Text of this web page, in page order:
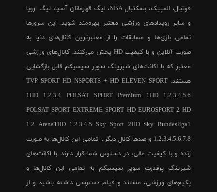
فوتبال، المپیک، بسکتبال NBA، لیگ قهرمانان آسیا، لیگ اروپا
و سایر رویدادهای ورزشی معتبر بهره‌مند شوید. این سرورها
تمامی بازی‌ها و مسابقات را از معتبرترین کانال‌های دنیا به
صورت آنلاین و با کیفیت HD پخش می‌کنند. کانال‌های ورزشی
معتبر که با اکانت‌های شیرینگ سوپر سیسیکم قابل بازگشایی
هستند: TVP SPORT HD NSPORTS + HD ELEVEN SPORT
1HD 1.2.3.4 POLSAT SPORT Premium 1HD 1.2.3.4.5.6
POLSAT SPORT EXTREME SPORT HD EUROSPORT 2 HD
1.2 Arena1HD 1.2.3.4.5 Sky Sport 2HD Sky Bundesliga1
1.2.3.4.5.6.7.8 و صدها کانال دیگر... تمامی این کانال‌ها به صورت
زنده و با کیفیت عالی، در دسترس شما قرار دارند. با اکانت‌های
شیرینگ پرقدرت سوپر سیسیکم به تمامی این کانال‌ها و
پکیج‌های ورزشی، مستند و فیلم دسترسی داشته باشید و از